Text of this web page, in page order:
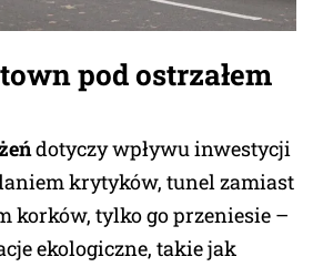
pod ostrzałem
dotyczy wpływu inwestycji
krytyków, tunel zamiast
korków, tylko go przeniesie –
ekologiczne, takie jak